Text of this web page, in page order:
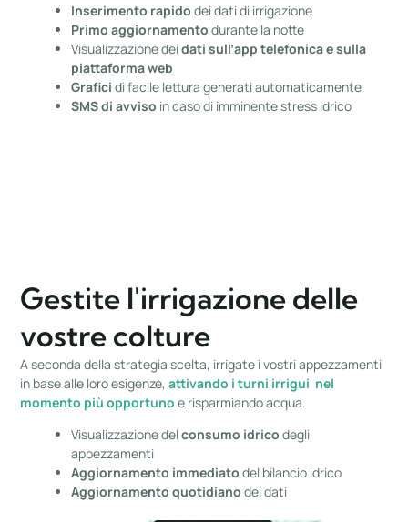
Inserimento rapidodei dati di irrigazione
Primo aggiornamentodurante la notte
Visualizzazione deidati sull’app telefonica e sulla
piattaforma web
Graficidi facile lettura generati automaticamente
SMS di avviso in caso di imminente stress idrico
Gestite l'irrigazione delle
vostre colture
A seconda della strategia scelta, irrigate i vostri appezzamenti
in base alle loro esigenze,attivando i turni irrigui nel
momento più opportuno e risparmiando acqua.
Visualizzazione delconsumo idrico degli
appezzamenti
Aggiornamento immediato del bilancio idrico
Aggiornamento quotidiano dei dati